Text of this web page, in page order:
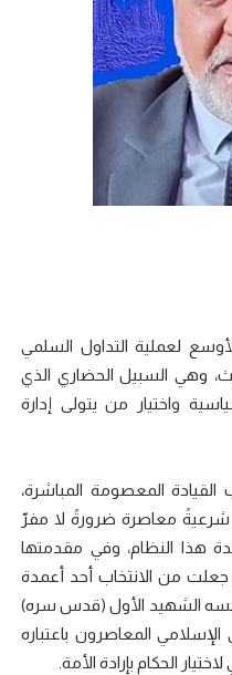
لعملية التداول السلمي
وهي السبيل الحضاري الذي
واختيار من يتولى إدارة
المعصومة المباشرة،
شرعيةً معاصرة ضرورةً لا مفرّ
هذا النظام، وفي مقدمتها
جعلت من الانتخاب أحد أعمدة
الشهيد الأول (قدس سره)
المعاصرون باعتباره
الحكام بإرادة الأمة.